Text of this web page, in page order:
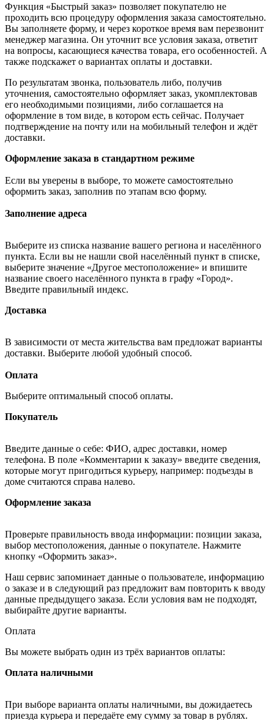
Функция «Быстрый заказ» позволяет покупателю не
проходить всю процедуру оформления заказа самостоятельно.
Вы заполняете форму, и через короткое время вам перезвонит
менеджер магазина. Он уточнит все условия заказа, ответит
на вопросы, касающиеся качества товара, его особенностей. А
также подскажет о вариантах оплаты и доставки.
По результатам звонка, пользователь либо, получив
уточнения, самостоятельно оформляет заказ, укомплектовав
его необходимыми позициями, либо соглашается на
оформление в том виде, в котором есть сейчас. Получает
подтверждение на почту или на мобильный телефон и ждёт
доставки.
Оформление заказа в стандартном режиме
Если вы уверены в выборе, то можете самостоятельно
оформить заказ, заполнив по этапам всю форму.
Заполнение адреса
Выберите из списка название вашего региона и населённого
пункта. Если вы не нашли свой населённый пункт в списке,
выберите значение «Другое местоположение» и впишите
название своего населённого пункта в графу «Город».
Введите правильный индекс.
Доставка
В зависимости от места жительства вам предложат варианты
доставки. Выберите любой удобный способ.
Оплата
Выберите оптимальный способ оплаты.
Покупатель
Введите данные о себе: ФИО, адрес доставки, номер
телефона. В поле «Комментарии к заказу» введите сведения,
которые могут пригодиться курьеру, например: подъезды в
доме считаются справа налево.
Оформление заказа
Проверьте правильность ввода информации: позиции заказа,
выбор местоположения, данные о покупателе. Нажмите
кнопку «Оформить заказ».
Наш сервис запоминает данные о пользователе, информацию
о заказе и в следующий раз предложит вам повторить к вводу
данные предыдущего заказа. Если условия вам не подходят,
выбирайте другие варианты.
Оплата
Вы можете выбрать один из трёх вариантов оплаты:
Оплата наличными
При выборе варианта оплаты наличными, вы дожидаетесь
приезда курьера и передаёте ему сумму за товар в рублях.